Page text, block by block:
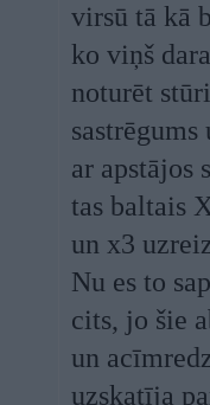
virsū tā kā
ko viņš
noturēt
ar apstājos
tas baltais
un x3
Nu es to
cits, jo šie
un
uzskatīja